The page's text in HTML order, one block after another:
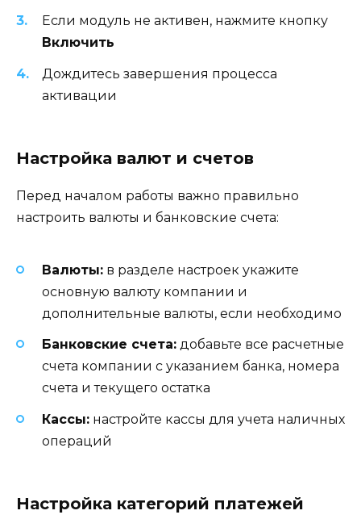
Если модуль не активен, нажмите кнопку
Включить
Дождитесь завершения процесса
активации
Настройка валют и счетов
Перед началом работы важно правильно
настроить валюты и банковские счета:
Валюты: в разделе настроек укажите
основную валюту компании и
дополнительные валюты, если необходимо
Банковские счета: добавьте все расчетные
счета компании с указанием банка, номера
счета и текущего остатка
Кассы: настройте кассы для учета наличных
операций
Настройка категорий платежей